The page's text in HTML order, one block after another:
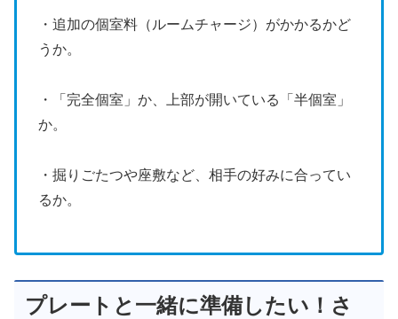
・追加の個室料（ルームチャージ）がかかるかど
うか。
・「完全個室」か、上部が開いている「半個室」
か。
・掘りごたつや座敷など、相手の好みに合ってい
るか。
プレートと一緒に準備したい！さ